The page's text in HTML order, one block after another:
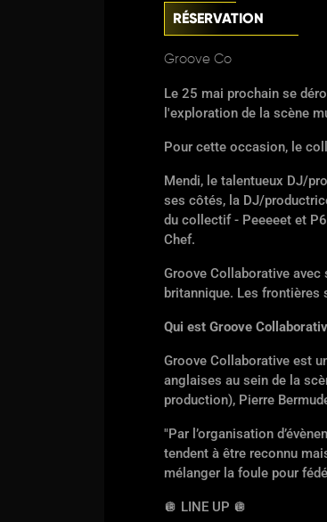
RÉSERVATION
Groove Co
Le 25 mai prochain se
l'exploration de la scène
Pour cette occasion, le
Mendi, le talentueux DJ/
ses côtés, la DJ/
du collectif - Peeeeet et
Chef.
Groove Collaborative
britannique. Les frontières
Qui est Groove
Groove Collaborative est
anglaises au sein de la
production), Pierre
"Par l’organisation
tendent à être reconnu
mélanger la foule pour
🪩 LINE UP 🪩